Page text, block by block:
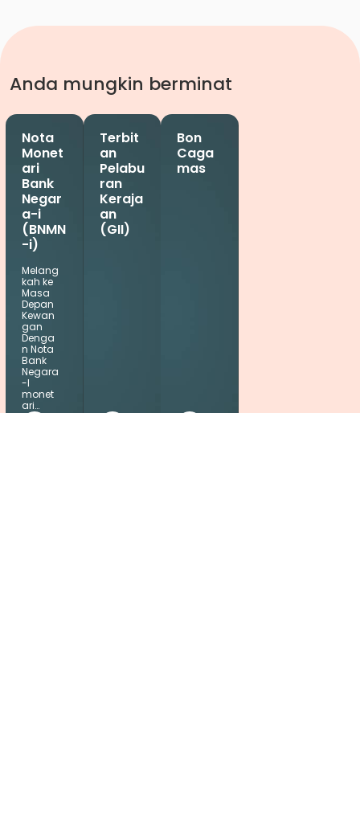
Anda mungkin berminat
Nota
Monet
ari
Bank
Negar
a-i
(BNMN
-i)
Melang
kah ke
Masa
Depan
Kewan
gan
Denga
n Nota
Bank
Negara
-I
monet
ari…
Terbit
an
Pelabu
ran
Keraja
an
(GII)
Bon
Caga
mas